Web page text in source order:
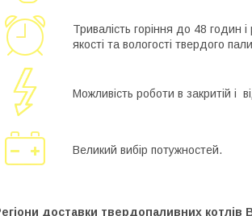
Тривалість горіння до 48 годин
якості та вологості твердого
Можливість роботи в закритій і
Великий вибір потужностей.
доставки твердопаливних